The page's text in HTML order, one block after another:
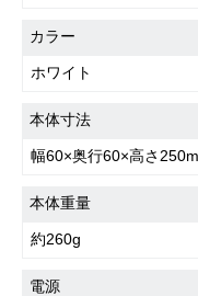
カラー
ホワイト
本体寸法
幅60×奥行60×高さ
本体重量
約260g
電源